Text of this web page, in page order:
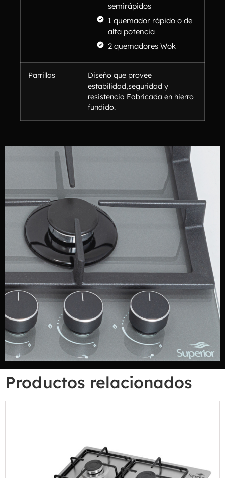
semirápidos
1 quemador rápido o de
alta potencia
2 quemadores Wok
Parrillas
Diseño que provee
estabilidad,seguridad y
resistencia Fabricada en hierro
fundido.
Productos relacionados